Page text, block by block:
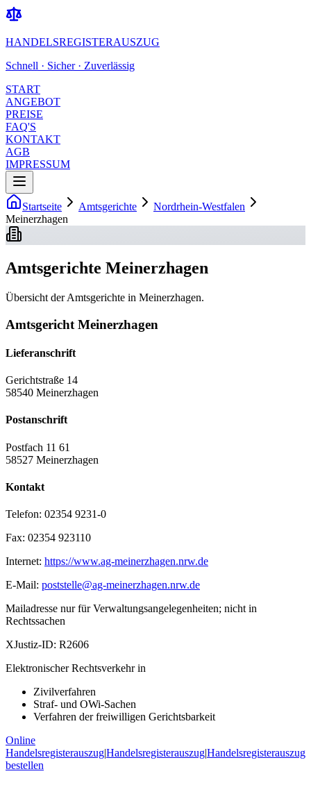
HANDELSREGISTERAUSZUG
Schnell · Sicher · Zuverlässig
START
ANGEBOT
PREISE
FAQ'S
KONTAKT
AGB
IMPRESSUM
Startseite Amtsgerichte
Nordrhein-Westfalen
Meinerzhagen
Amtsgerichte Meinerzhagen
Übersicht der Amtsgerichte in Meinerzhagen.
Amtsgericht Meinerzhagen
Lieferanschrift
Gerichtstraße 14
58540 Meinerzhagen
Postanschrift
Postfach 11 61
58527 Meinerzhagen
Kontakt
Telefon: 02354 9231-0
Fax: 02354 923110
Internet: https://www.ag-meinerzhagen.nrw.de
E-Mail: poststelle@ag-meinerzhagen.nrw.de
Mailadresse nur für Verwaltungsangelegenheiten; nicht in
Rechtssachen
XJustiz-ID: R2606
Elektronischer Rechtsverkehr in
Zivilverfahren
Straf- und OWi-Sachen
Verfahren der freiwilligen Gerichtsbarkeit
Online
Handelsregisterauszug|Handelsregisterauszug|Handelsregisterauszug
bestellen